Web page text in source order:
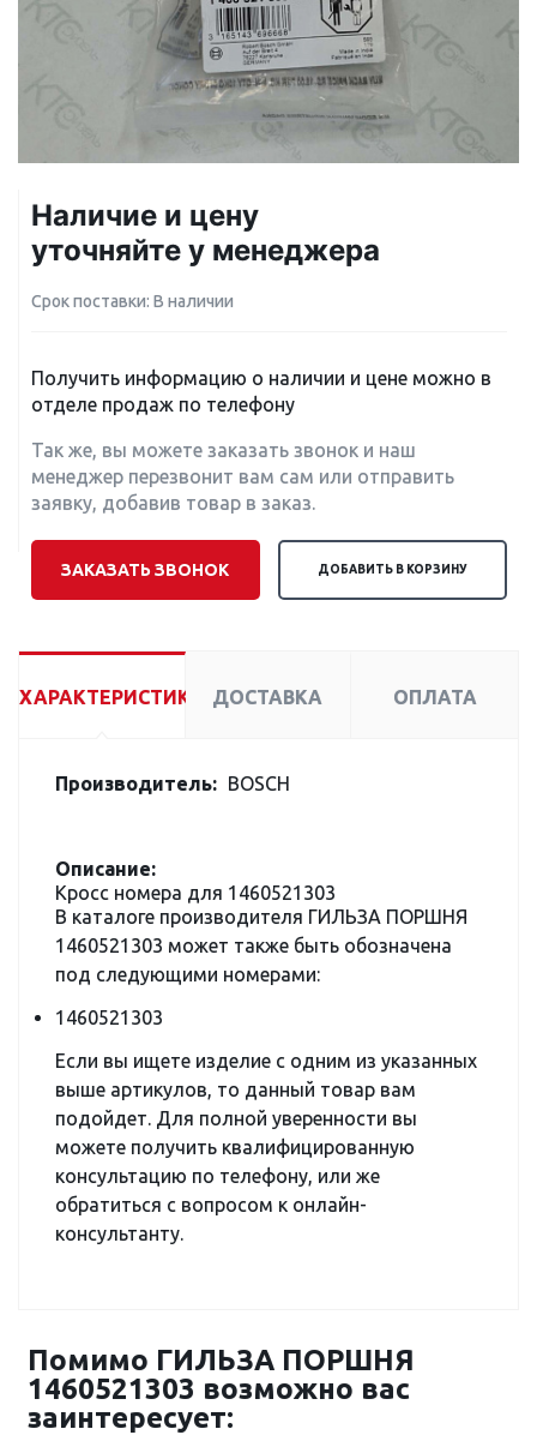
Наличие и цену
уточняйте у менеджера
Срок поставки: В наличии
Получить информацию о наличии и цене можно в
отделе продаж по телефону
Так же, вы можете заказать звонок и наш
менеджер перезвонит вам сам или отправить
заявку, добавив товар в заказ.
ЗАКАЗАТЬ ЗВОНОК ДОБАВИТЬ В КОРЗИНУ
ХАРАКТЕРИСТИКИ ДОСТАВКА ОПЛАТА
Производитель: BOSCH
Описание:
Кросс номера для 1460521303
В каталоге производителя ГИЛЬЗА ПОРШНЯ
1460521303 может также быть обозначена
под следующими номерами:
1460521303
Если вы ищете изделие с одним из указанных
выше артикулов, то данный товар вам
подойдет. Для полной уверенности вы
можете получить квалифицированную
консультацию по телефону, или же
обратиться с вопросом к онлайн-
консультанту.
Помимо ГИЛЬЗА ПОРШНЯ
1460521303 возможно вас
заинтересует: